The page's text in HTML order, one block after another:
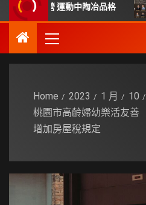
訓營 運動中陶冶品格
Home 2023 1 月
10
桃園市高齡婦幼樂活友
增加房屋稅規定